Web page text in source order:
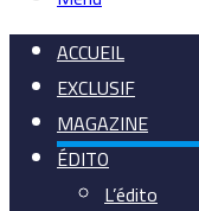
ACCUEIL
EXCLUSIF
MAGAZINE
ÉDITO
L’édito